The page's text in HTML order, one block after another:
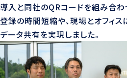
導入と同社のQRコードを組み合わ
登録の時間短縮や、現場とオフィス
データ共有を実現しました。